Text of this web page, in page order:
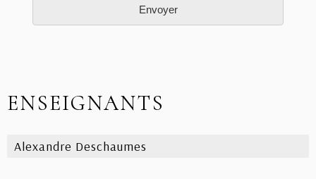
ENSEIGNANTS
Alexandre Deschaumes